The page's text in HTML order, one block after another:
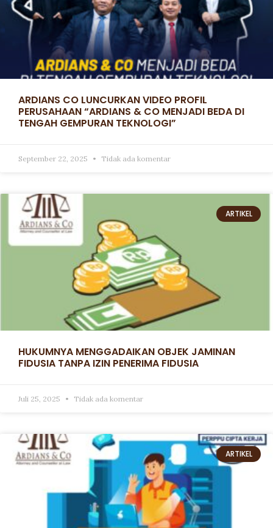
ARDIANS CO LUNCURKAN VIDEO PROFIL
PERUSAHAAN “ARDIANS & CO MENJADI BEDA DI
TENGAH GEMPURAN TEKNOLOGI”
September 22, 2025 Tidak ada komentar
ARTIKEL
HUKUMNYA MENGGADAIKAN OBJEK JAMINAN
FIDUSIA TANPA IZIN PENERIMA FIDUSIA
Juli 25, 2025 Tidak ada komentar
ARTIKEL